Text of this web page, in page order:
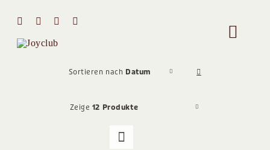
springen
Toggle
Sortieren nach Datum
Zeige 12 Produkte